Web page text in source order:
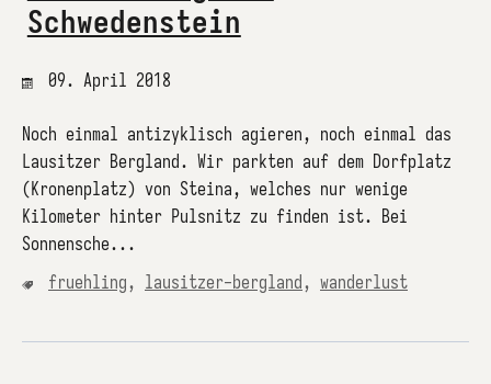
Schwedenstein
09. April 2018
Noch einmal antizyklisch agieren, noch einmal das
Lausitzer Bergland. Wir parkten auf dem Dorfplatz
(Kronenplatz) von Steina, welches nur wenige
Kilometer hinter Pulsnitz zu finden ist. Bei
Sonnensche...
fruehling, lausitzer-bergland, wanderlust